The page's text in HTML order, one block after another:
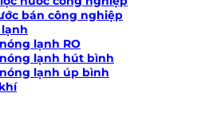
bán công nghiệp
lạnh RO
lạnh hút bình
lạnh úp bình